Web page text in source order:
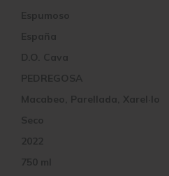
España
2022
D.O. Cava
750 ml
PEDREGOSA
Macabeo, Parellada, Xarel·lo
Seco
Espumoso